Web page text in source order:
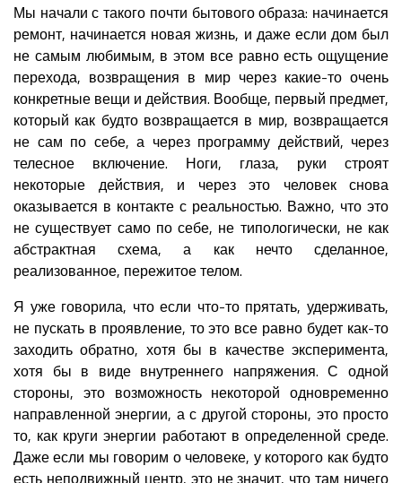
Мы начали с такого почти бытового образа: начинается
ремонт, начинается новая жизнь, и даже если дом был
не самым любимым, в этом все равно есть ощущение
перехода, возвращения в мир через какие-то очень
конкретные вещи и действия. Вообще, первый предмет,
который как будто возвращается в мир, возвращается
не сам по себе, а через программу действий, через
телесное включение. Ноги, глаза, руки строят
некоторые действия, и через это человек снова
оказывается в контакте с реальностью. Важно, что это
не существует само по себе, не типологически, не как
абстрактная схема, а как нечто сделанное,
реализованное, пережитое телом.
Я уже говорила, что если что-то прятать, удерживать,
не пускать в проявление, то это все равно будет как-то
заходить обратно, хотя бы в качестве эксперимента,
хотя бы в виде внутреннего напряжения. С одной
стороны, это возможность некоторой одновременно
направленной энергии, а с другой стороны, это просто
то, как круги энергии работают в определенной среде.
Даже если мы говорим о человеке, у которого как будто
есть неподвижный центр, это не значит, что там ничего